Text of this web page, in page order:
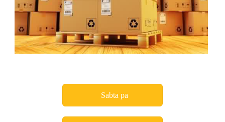
Sabta pa